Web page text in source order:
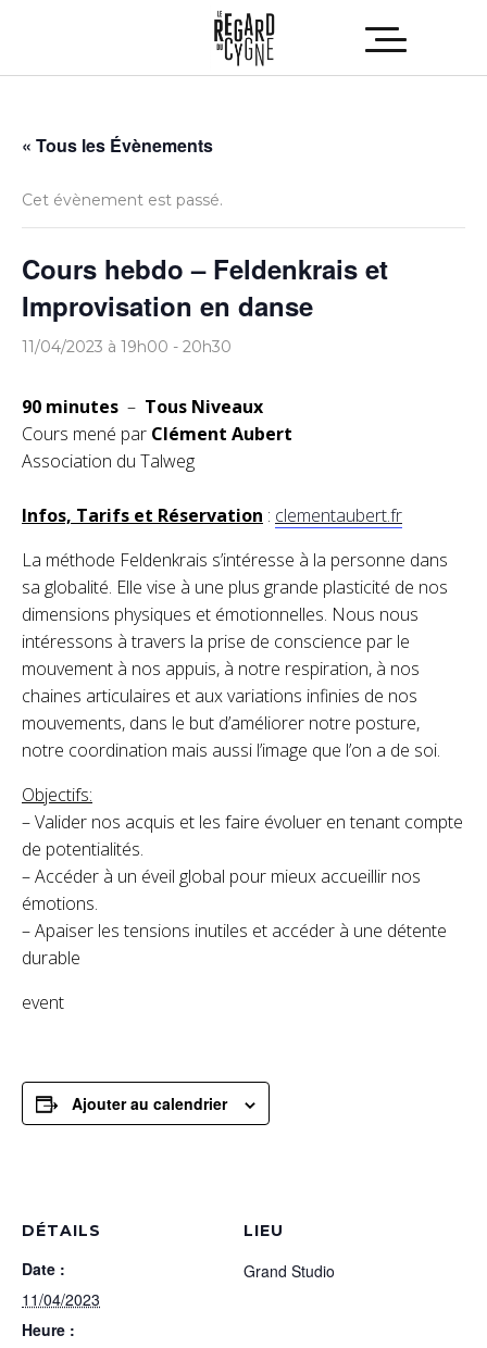
« Tous les Évènements
Cet évènement est passé.
Cours hebdo – Feldenkrais et
Improvisation en danse
11/04/2023 à 19h00 - 20h30
90 minutes – Tous Niveaux
Cours mené par Clément Aubert
Association du Talweg
Infos, Tarifs et Réservation : clementaubert.fr
La méthode Feldenkrais s’intéresse à la personne dans
sa globalité. Elle vise à une plus grande plasticité de nos
dimensions physiques et émotionnelles. Nous nous
intéressons à travers la prise de conscience par le
mouvement à nos appuis, à notre respiration, à nos
chaines articulaires et aux variations infinies de nos
mouvements, dans le but d’améliorer notre posture,
notre coordination mais aussi l’image que l’on a de soi.
Objectifs:
– Valider nos acquis et les faire évoluer en tenant compte
de potentialités.
– Accéder à un éveil global pour mieux accueillir nos
émotions.
– Apaiser les tensions inutiles et accéder à une détente
durable
event
Ajouter au calendrier
DÉTAILS
Date :
11/04/2023
Heure :
LIEU
Grand Studio